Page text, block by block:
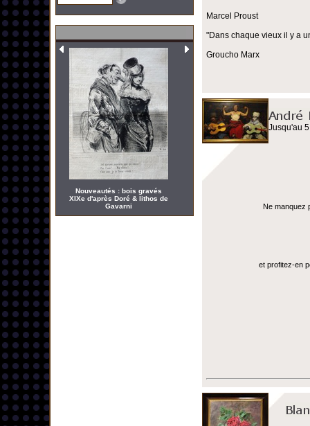
Nouveautés : bois gravés
XIXe d'après Doré & lithos de
Gavarni
Marcel Proust
"Dans chaque vieux il y a
Groucho Marx
Jusqu'au
Ne manquez
et profitez-en